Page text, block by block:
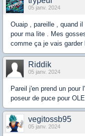
05 janv. 2024
Ouaip , pareille , quand
pour ma lite . Mes
comme ça je vais garder
Riddik
05 janv. 2024
Pareil j'en prend un pour
poseur de puce pour
vegitossb95
05 janv. 2024